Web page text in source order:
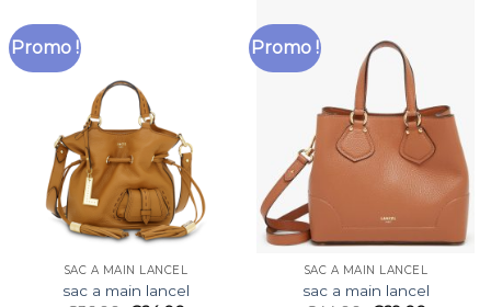
Promo !
SAC A MAIN LANCEL
sac a main lancel
Promo !
SAC A MAIN LANCEL
sac a main lancel